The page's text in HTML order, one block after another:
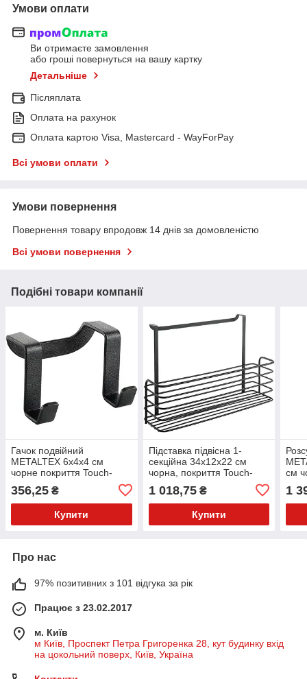
Умови оплати
Ви отримаєте замовлення
або гроші повернуться на вашу картку
Детальніше
Післяплата
Оплата на рахунок
Оплата картою Visa, Mastercard - WayForPay
Всі умови оплати
Умови повернення
Повернення товару впродовж 14 днів за домовленістю
Всі умови повернення
Подібні товари компанії
Гачок подвійний
METALTEX 6х4х4 см
чорне покриття Touch-
(352602)
356,25 ₴
Купити
Підставка підвісна 1-
секційна 34х12х22 см
чорна, покриття Touch-
METALTEX
1 018,75₴
Купити
см
1
Про нас
97% позитивних з 101 відгука за рік
Працює з 23.02.2017
м. Київ
м Київ, Проспект Петра Григоренка 28, кут будинку вхід
на цокольний поверх, Київ, Україна